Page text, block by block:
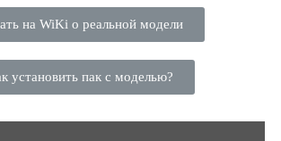
на WiKi о реальной модели
установить пак с моделью?